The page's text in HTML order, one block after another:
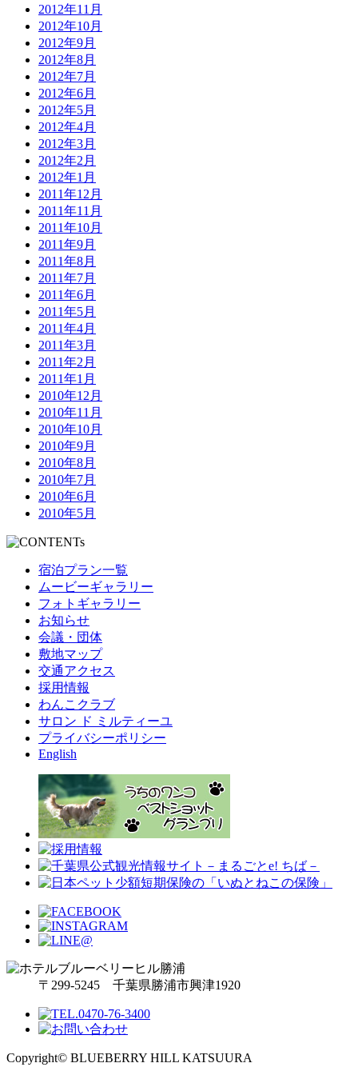
2012年11月
2012年10月
2012年9月
2012年8月
2012年7月
2012年6月
2012年5月
2012年4月
2012年3月
2012年2月
2012年1月
2011年12月
2011年11月
2011年10月
2011年9月
2011年8月
2011年7月
2011年6月
2011年5月
2011年4月
2011年3月
2011年2月
2011年1月
2010年12月
2010年11月
2010年10月
2010年9月
2010年8月
2010年7月
2010年6月
2010年5月
宿泊プラン一覧
ムービーギャラリー
フォトギャラリー
お知らせ
会議・団体
敷地マップ
交通アクセス
採用情報
わんこクラブ
サロン ド ミルティーユ
プライバシーポリシー
English
〒299-5245 千葉県勝浦市興津1920
Copyright© BLUEBERRY HILL KATSUURA